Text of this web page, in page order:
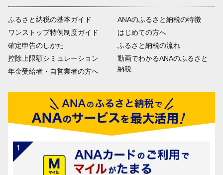
ふるさと納税の基本ガイド
ワンストップ特例制度ガイド
確定申告のしかた
控除上限額シミュレーション
年金受給者・自営業者の方へ
ANAのふるさと納税の特徴
はじめての方へ
ふるさと納税の流れ
動画でわかるANAのふるさと
納税